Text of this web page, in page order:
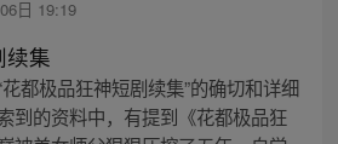
日 19:19
续集
都极品狂神短剧续集”的确切和详细
到的资料中，有提到《花都极品狂